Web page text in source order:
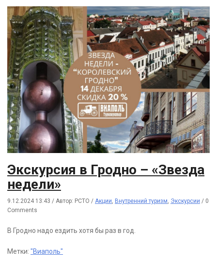
Экскурсия в Гродно – «Звезда
недели»
9.12.2024 13:43 / Автор: РСТО / Акции Внутренний туризм Экскурсии / 0
Comments
В Гродно надо ездить хотя бы раз в год.
Метки: "Виаполь"